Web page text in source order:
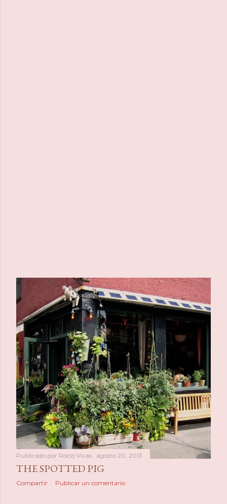
Publicado por Rocio Vivas agosto 20, 2013
THE SPOTTED PIG
Compartir Publicar un comentario